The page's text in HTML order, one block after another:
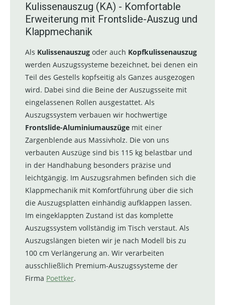
Kulissenauszug (KA) - Komfortable
Erweiterung mit Frontslide-Auszug und
Klappmechanik
Als Kulissenauszug oder auch Kopfkulissenauszug
werden Auszugssysteme bezeichnet, bei denen ein
Teil des Gestells kopfseitig als Ganzes ausgezogen
wird. Dabei sind die Beine der Auszugsseite mit
eingelassenen Rollen ausgestattet. Als
Auszugssystem verbauen wir hochwertige
Frontslide-Aluminiumauszüge mit einer
Zargenblende aus Massivholz. Die von uns
verbauten Auszüge sind bis 115 kg belastbar und
in der Handhabung besonders präzise und
leichtgängig. Im Auszugsrahmen befinden sich die
Klappmechanik mit Komfortführung über die sich
die Auszugsplatten einhändig aufklappen lassen.
Im eingeklappten Zustand ist das komplette
Auszugssystem vollständig im Tisch verstaut. Als
Auszugslängen bieten wir je nach Modell bis zu
100 cm Verlängerung an. Wir verarbeiten
ausschließlich Premium-Auszugssysteme der
Firma Poettker.